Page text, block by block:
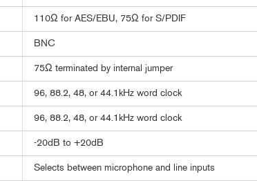
110Ω for AES/EBU, 75Ω for S/PDIF
BNC
75Ω terminated by internal jumper
96, 88.2, 48, or 44.1kHz word clock
96, 88.2, 48, or 44.1kHz word clock
-20dB to +20dB
Selects between microphone and line inputs